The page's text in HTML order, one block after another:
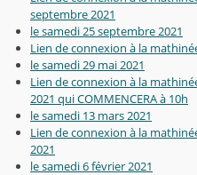
septembre 2021
le samedi 25 septembre 2021
Lien de connexion à la
le samedi 29 mai 2021
Lien de connexion à la
2021 qui COMMENCERA à 10h
le samedi 13 mars 2021
Lien de connexion à la
2021
le samedi 6 février 2021